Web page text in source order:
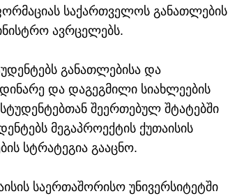
საქართველოს განათლების
ავრცელებს.
განათლებისა და
და დაგეგმილი სიახლეების
შეერთებულ შტატებში
მეგაპროექტის ქუთაისის
სტრატეგია გააცნო.
საერთაშორისო უნივერსიტეტში